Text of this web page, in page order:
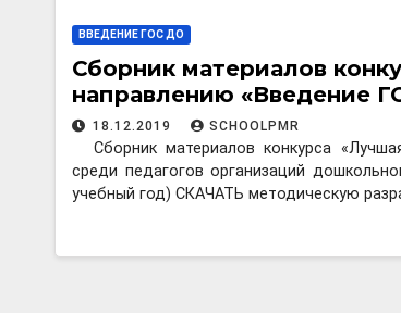
ВВЕДЕНИЕ ГОС ДО
Сборник материалов
направлению «Введение
18.12.2019 SCHOOLPMR
Сборник материалов конкурса
среди педагогов организаций
учебный год) СКАЧАТЬ методическую